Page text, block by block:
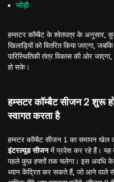
जोड़ी
हम्सटर कॉम्बैट के श्वेतपत्र के अनुसार,
खिलाड़ियों को वितरित किया जाएगा,
पारिस्थितिकी तंत्र विकास की ओर
हो सके।
हम्सटर कॉम्बैट सीजन 2 शुरू
स्वागत करता है
हम्स्टर कॉम्बैट सीजन 1 का समापन खेल
इंटरल्यूड सीजनमें प्रवेश कर रहे हैं। यह
पहले कुछ हफ्तों तक चलेगा। इस अवधि के
ध्यान केंद्रित कर सकते हैं, जो आने वाले